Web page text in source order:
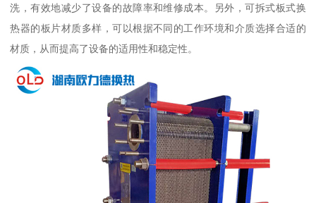
洗，有效地减少了设备的故障率和维修成本。另外，可拆式板式换
热器的板片材质多样，可以根据不同的工作环境和介质选择合适的
材质，从而提高了设备的适用性和稳定性。